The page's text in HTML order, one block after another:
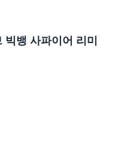
뱅 사파이어 리미